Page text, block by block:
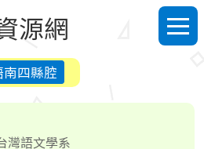
源網
選單
南四縣腔
灣語文學系